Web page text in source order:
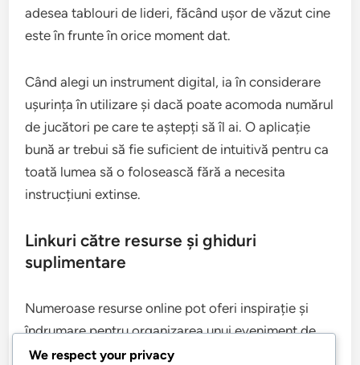
adesea tablouri de lideri, făcând ușor de văzut cine
este în frunte în orice moment dat.
Când alegi un instrument digital, ia în considerare
ușurința în utilizare și dacă poate acomoda numărul
de jucători pe care te aștepți să îl ai. O aplicație
bună ar trebui să fie suficient de intuitivă pentru ca
toată lumea să o folosească fără a necesita
instrucțiuni extinse.
Linkuri către resurse și ghiduri
suplimentare
Numeroase resurse online pot oferi inspirație și
îndrumare pentru organizarea unui eveniment de
pub golf de succes. Site-urile dedicate planificării
We respect your privacy